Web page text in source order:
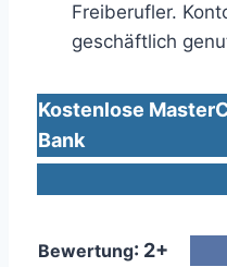
Freiberufler.
geschäftlich
Kostenlose
Bank
Bewertung: 2+